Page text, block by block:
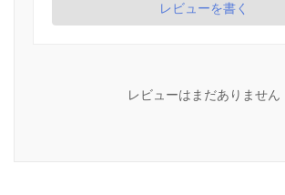
レビューを書く
レビューはまだありません